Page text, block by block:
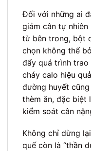
Đối với những ai
giảm cân tự
từ bên trong, bột
chọn không thể
đẩy quá trình
cháy calo hiệu
đường huyết
thèm ăn, đặc
kiểm soát cân
Không chỉ dừng
quế còn là “thần